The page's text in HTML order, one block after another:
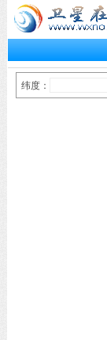
纬度：